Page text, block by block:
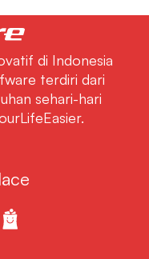
di Indonesia
terdiri dari
sehari-hari